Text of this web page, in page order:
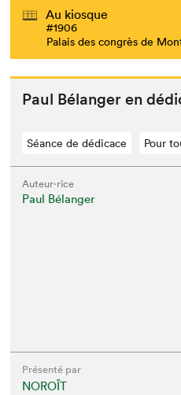
Au kiosque
#1906
Palais des congrès de
Paul Bélanger en
Séance de dédicace Pour
Auteur·rice
Paul Bélanger
Présenté par
NOROÎT